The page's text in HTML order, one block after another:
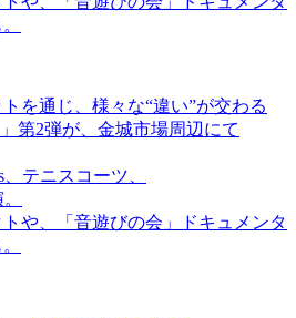
を通じ、様々な“違い”が交わる
第2弾が、金城市場周辺にて
テニスコーツ、
や、「音遊びの会」ドキュメンタ